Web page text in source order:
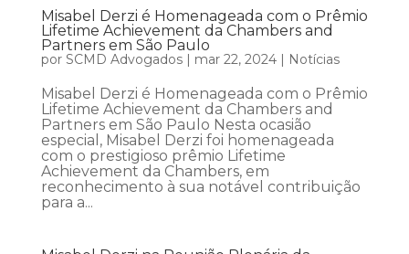
Misabel Derzi é Homenageada com o Prêmio
Lifetime Achievement da Chambers and
Partners em São Paulo
por SCMD Advogados| mar 22, 2024| Notícias
Misabel Derzi é Homenageada com o Prêmio
Lifetime Achievement da Chambers and
Partners em São Paulo Nesta ocasião
especial, Misabel Derzi foi homenageada
com o prestigioso prêmio Lifetime
Achievement da Chambers, em
reconhecimento à sua notável contribuição
para a...